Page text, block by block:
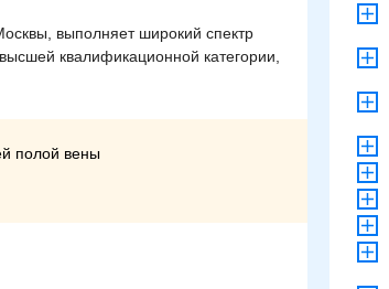
выполняет широкий спектр
квалификационной категории,
полой вены